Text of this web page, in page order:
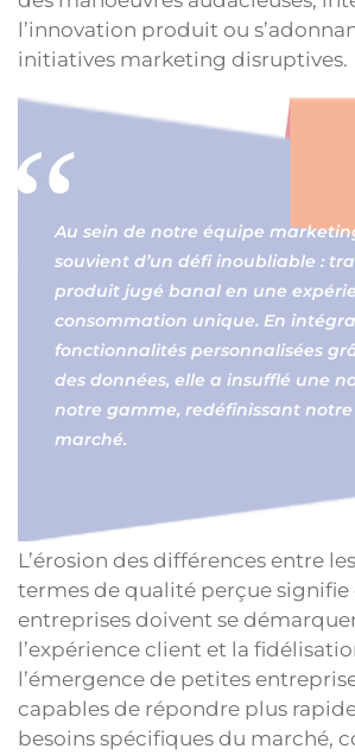
l’innovation produit ou
initiatives marketing disruptives.
Au sein de notre équipe
souvient d’un défi inoubliable :
produit jugé banal en une
consommation unique. En
fonctionnalités personnalisées
des données, elle a insufflé une
notre gamme, redéfinissant
marché.
L’érosion des différences entre
termes de qualité perçue signifie
entreprises doivent se
l’expérience client et la
l’émergence de petites
capables de répondre plus
besoins spécifiques du marché,